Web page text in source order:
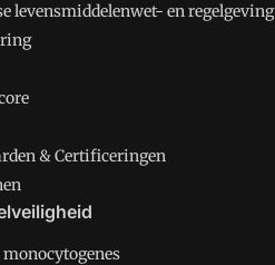
levensmiddelenwet- en regelgeving
& Certificeringen